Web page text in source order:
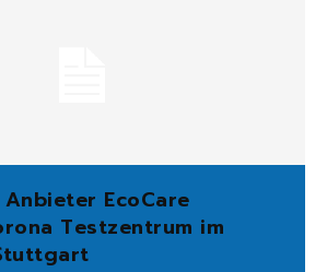
EcoCare
Testzentrum im